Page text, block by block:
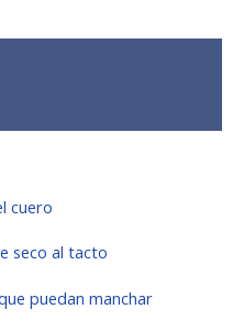
cuero
seco al tacto
puedan manchar